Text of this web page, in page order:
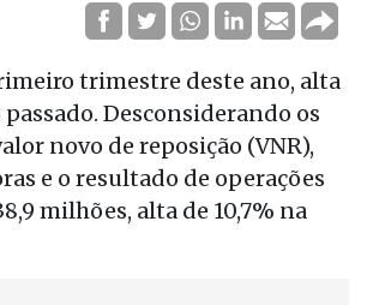
trimestre deste ano, alta
Desconsiderando os
novo de reposição (VNR),
e o resultado de operações
milhões, alta de 10,7% na